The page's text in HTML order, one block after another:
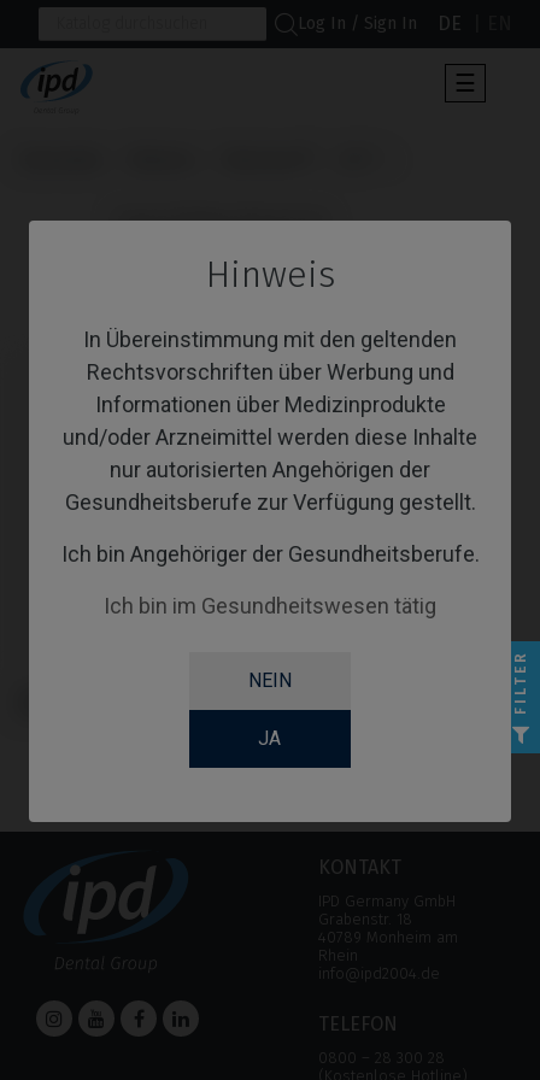
Hinweis
In Übereinstimmung mit den geltenden
Rechtsvorschriften über Werbung und
Informationen über Medizinprodukte
und/oder Arzneimittel werden diese Inhalte
nur autorisierten Angehörigen der
Gesundheitsberufe zur Verfügung gestellt.
Ich bin Angehöriger der Gesundheitsberufe.
Ich bin im Gesundheitswesen tätig
NEIN
JA
Log In / Sign In DE
der
☰
                      Angussfähige Abutments
kompatibel mit Klockner® KL™
KONTAKT
IPD Germany GmbH
Grabenstr. 18
40789 Monheim am
Rhein
info@ipd2004.de
TELEFON
0800 – 28 300 28
(Kostenlose Hotline)
FILTER